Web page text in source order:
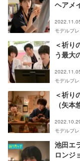
ヘアメ
モデルプ
＜祈り
う最大
モデルプ
＜祈り
（矢
モデルプ
池田エ
ロンジ